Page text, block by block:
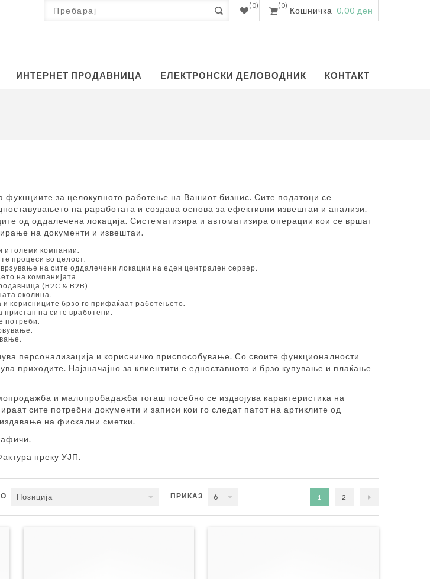
(0) (0)
Кошничка 0,00 ден
ИНТЕРНЕТ ПРОДАВНИЦА ЕЛЕКТРОНСКИ ДЕЛОВОДНИК КОНТАКТ
фукнциите за целокупното работењe на Вашиот бизнис. Сите податоци се
на раработата и создава основа за ефективни извештаи и анализи.
од оддалечена локација. Систематизира и автоматизира операции кои се вршат
на документи и извештаи.
и големи компании.
процеси во целост.
на сите оддалечени локации на еден централен сервер.
на компанијата.
(B2C & B2B)
околина.
и корисниците брзо го прифаќаат работењето.
на сите вработени.
потреби.
персонализација и корисничко приспособување. Со своите функционалности
приходите. Најзначајно за клиентити е едноставното и брзо купување и плаќање
и малопробадажба тогаш посебно се издвојува карактеристика на
сите потребни документи и записи кои го следат патот на артиклите од
на фискални сметки.
преку УЈП.
Позиција ПРИКАЗ 6 1 2